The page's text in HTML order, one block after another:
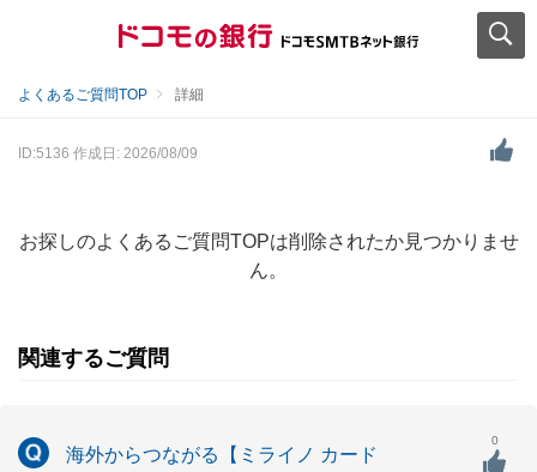
よくあるご質問TOP 詳細
ID:5136 作成日: 2026/08/09
お探しのよくあるご質問TOPは削除されたか見つかりませ
ん。
関連するご質問
海外からつながる【ミライノ カード
0